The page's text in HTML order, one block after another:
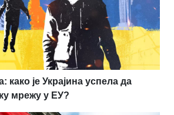
како је Украјина успела да
мрежу у ЕУ?